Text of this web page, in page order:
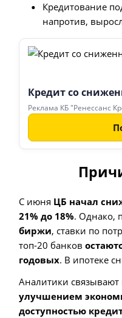
Кредитование
напротив,
Кредит со
Реклама КБ "Ренессанс
С июня ЦБ начал
21% до 18%. Однако,
биржи, ставки по
топ-20 банков
годовых. В ипотеке
Аналитики связывают
улучшением
доступностью